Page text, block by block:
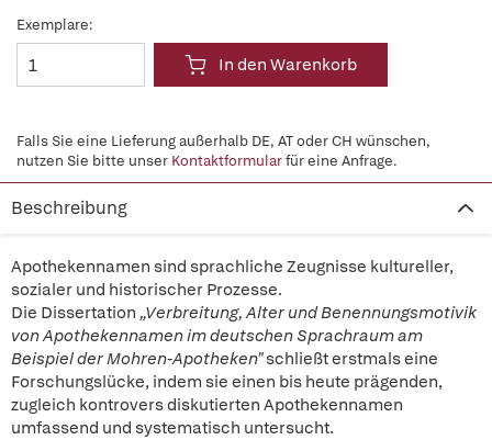
Exemplare:
In den Warenkorb
Falls Sie eine Lieferung außerhalb DE, AT oder CH wünschen,
nutzen Sie bitte unser Kontaktformularfür eine Anfrage.
Beschreibung
Apothekennamen sind sprachliche Zeugnisse kultureller,
sozialer und historischer Prozesse.
Die Dissertation „Verbreitung, Alter und Benennungsmotivik
von Apothekennamen im deutschen Sprachraum am
Beispiel der Mohren-Apotheken"schließt erstmals eine
Forschungslücke, indem sie einen bis heute prägenden,
zugleich kontrovers diskutierten Apothekennamen
umfassend und systematisch untersucht.